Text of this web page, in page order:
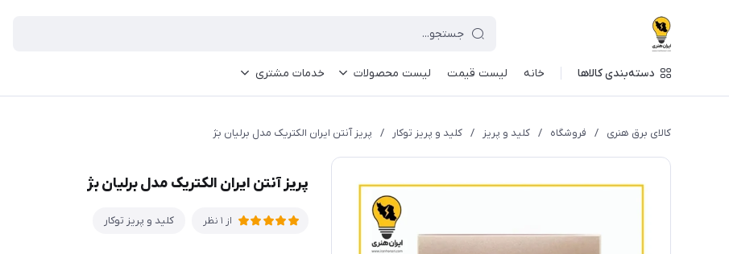
دسته‌بندی کالاها خانه لیست قیمت لیست محصولات خدمات مشتری
کالای برق هنری / فروشگاه / کلید و پریز / کلید و پریز توکار / پریز آنتن ایران الکتریک مدل برلیان بژ
پریز آنتن ایران الکتریک مدل برلیان بژ
از 1 نظر کلید و پریز توکار